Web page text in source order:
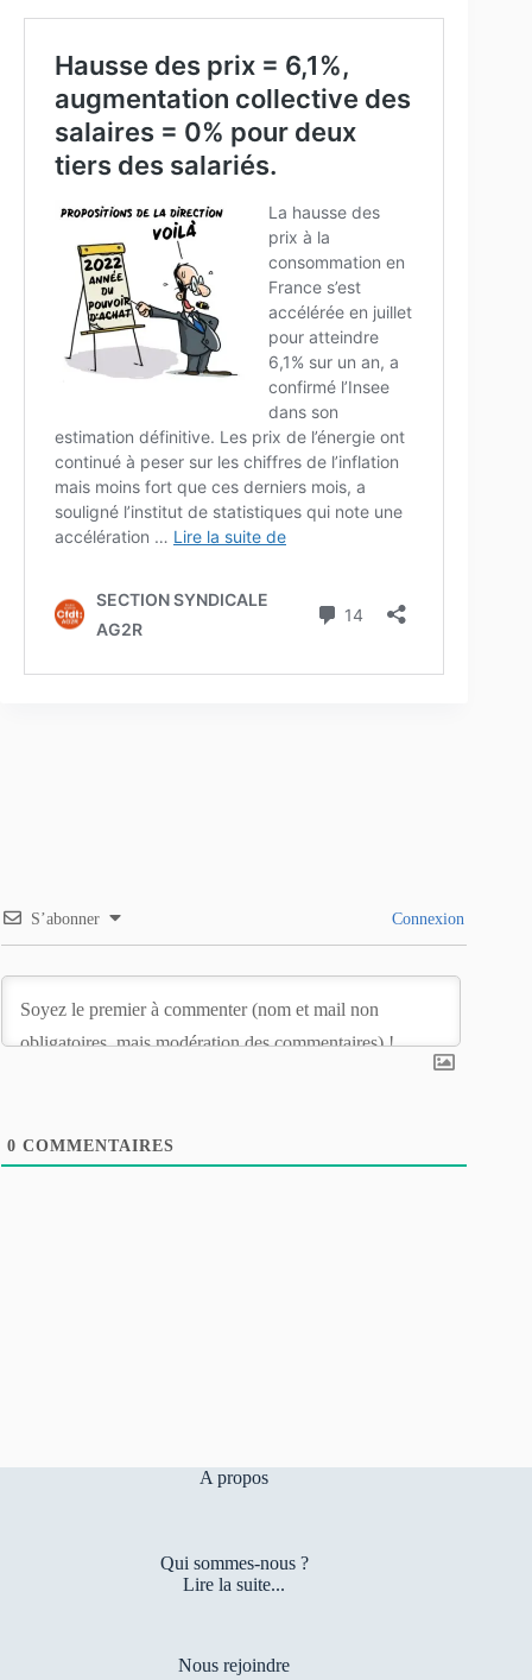
S’abonner Connexion
0 COMMENTAIRES
A propos
Qui sommes-nous ?
Lire la suite...
Nous rejoindre